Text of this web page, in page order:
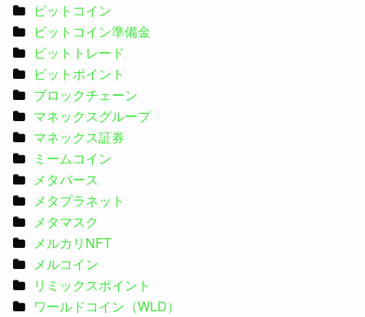
ビットコイン
ビットコイン準備金
ビットトレード
ビットポイント
ブロックチェーン
マネックスグループ
マネックス証券
ミームコイン
メタバース
メタプラネット
メタマスク
メルカリNFT
メルコイン
リミックスポイント
ワールドコイン（WLD）